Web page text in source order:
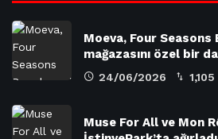
Moeva, Four
mağazasını özel bir
24/06/2026 1,105
Muse For All ve Mon